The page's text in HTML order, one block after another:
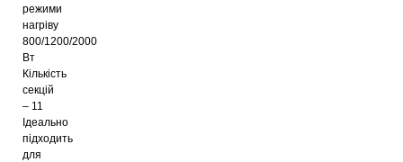
режими
нагріву
800/1200/2000
Вт
Кількість
секцій
– 11
Ідеально
підходить
для